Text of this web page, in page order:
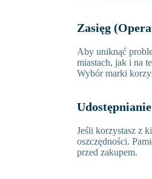
Zasięg
Aby uniknąć
miastach, jak i na
Wybór marki
Jeśli korzystasz z
oszczędności.
przed zakupem.